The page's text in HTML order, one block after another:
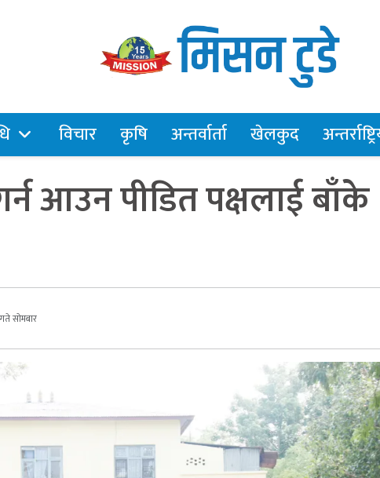
विचार कृषि अन्तर्वार्ता खेलकुद
आउन पीडित पक्षलाई बाँके
सोमबार